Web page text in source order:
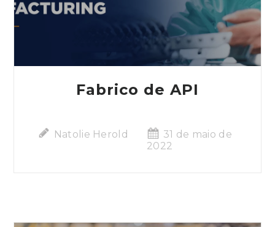
Fabrico de API
Natolie Herold
31 de maio de
2022